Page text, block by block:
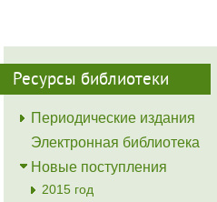
Ресурсы библиотеки
Периодические издания
Электронная библиотека
Новые поступления
2015 год